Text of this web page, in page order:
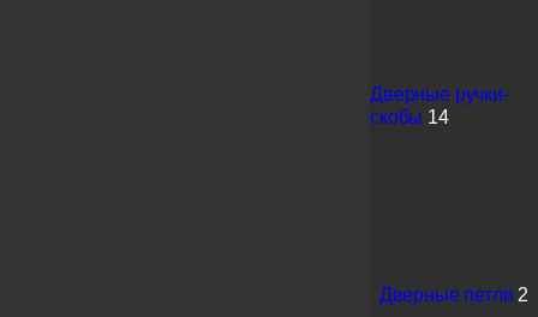
Дверные ручки-
скобы 14
Дверные петли 2